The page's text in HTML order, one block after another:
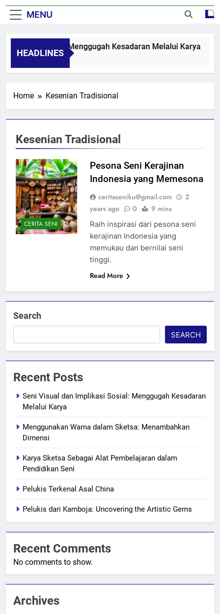
MENU
HEADLINES
Implikasi Sosial: Menggugah Kesadaran Melalui Karya
Home Kesenian Tradisional
Kesenian Tradisional
CERITA SENI
Pesona Seni Kerajinan
Indonesia yang Memesona
ceritaseniku@gmail.com
2
years ago
0 9 mins
Raih inspirasi dari pesona seni
kerajinan Indonesia yang
memukau dan bernilai seni
tinggi.
Read More
Search
SEARCH
Recent Posts
Seni Visual dan Implikasi Sosial: Menggugah Kesadaran
Melalui Karya
Menggunakan Warna dalam Sketsa: Menambahkan
Dimensi
Karya Sketsa Sebagai Alat Pembelajaran dalam
Pendidikan Seni
Pelukis Terkenal Asal China
Pelukis dari Kamboja: Uncovering the Artistic Gems
Recent Comments
No comments to show.
Archives